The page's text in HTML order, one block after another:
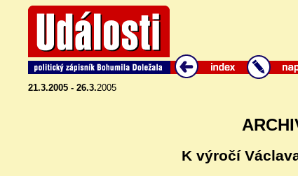
21.3.2005 - 26.3.2005
K výročí